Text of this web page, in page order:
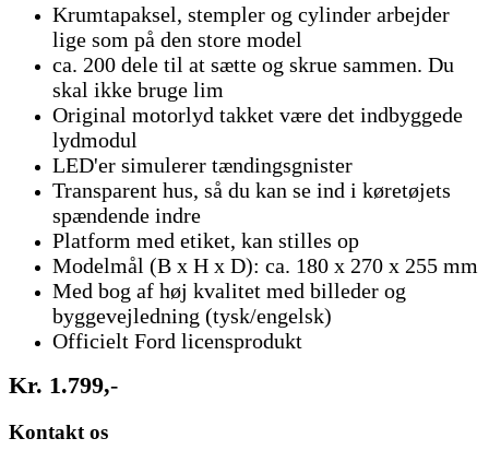
Krumtapaksel, stempler og cylinder arbejder
lige som på den store model
ca. 200 dele til at sætte og skrue sammen. Du
skal ikke bruge lim
Original motorlyd takket være det indbyggede
lydmodul
LED'er simulerer tændingsgnister
Transparent hus, så du kan se ind i køretøjets
spændende indre
Platform med etiket, kan stilles op
Modelmål (B x H x D): ca. 180 x 270 x 255 mm
Med bog af høj kvalitet med billeder og
byggevejledning (tysk/engelsk)
Officielt Ford licensprodukt
Kr. 1.799,-
Kontakt os